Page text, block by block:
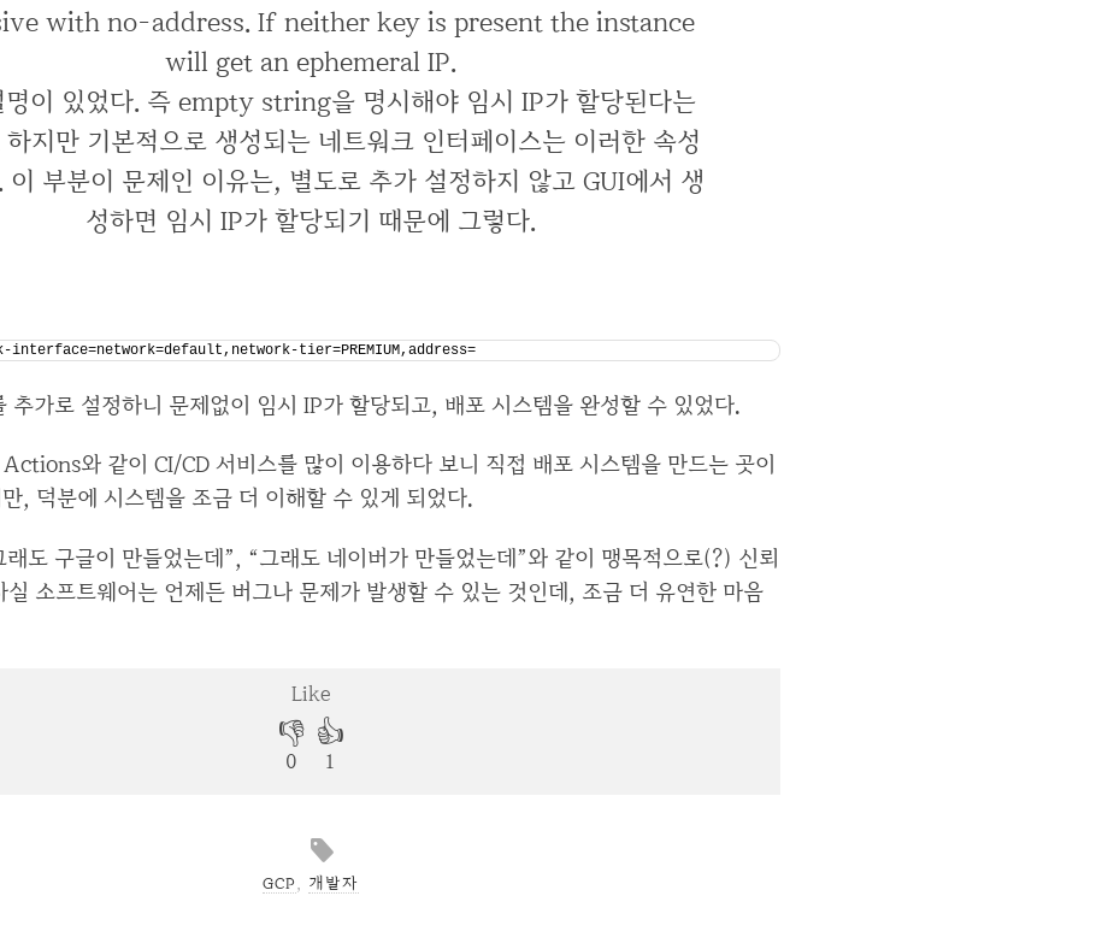
with no-address. If neither key is present the instance
will get an ephemeral IP.
명이 있었다. 즉 empty string을 명시해야 임시 IP가 할당된다는
하지만 기본적으로 생성되는 네트워크 인터페이스는 이러한 속성
이 부분이 문제인 이유는, 별도로 추가 설정하지 않고 GUI에서 생
성하면 임시 IP가 할당되기 때문에 그렇다.
interface=network=default,network-tier=PREMIUM,address=
추가로 설정하니 문제없이 임시 IP가 할당되고, 배포 시스템을 완성할 수 있었다.
와 같이 CI/CD 서비스를 많이 이용하다 보니 직접 배포 시스템을 만드는 곳이
, 덕분에 시스템을 조금 더 이해할 수 있게 되었다.
래도 구글이 만들었는데”, “그래도 네이버가 만들었는데”와 같이 맹목적으로(?) 신뢰
소프트웨어는 언제든 버그나 문제가 발생할 수 있는 것인데, 조금 더 유연한 마음
GCP 개발자